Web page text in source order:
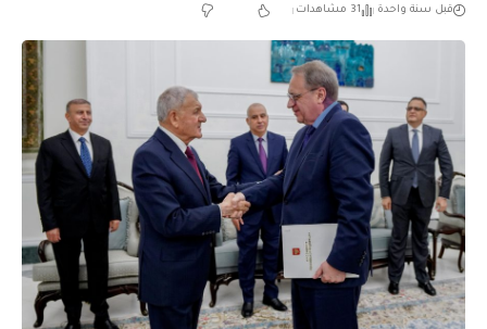
قبل سنة واحدة 31 مشاهدات